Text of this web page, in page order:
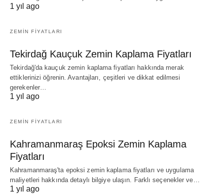
1 yıl ago
ZEMIN FIYATLARI
Tekirdağ Kauçuk Zemin Kaplama Fiyatları
Tekirdağ'da kauçuk zemin kaplama fiyatları hakkında merak
ettiklerinizi öğrenin. Avantajları, çeşitleri ve dikkat edilmesi
gerekenler…
1 yıl ago
ZEMIN FIYATLARI
Kahramanmaraş Epoksi Zemin Kaplama
Fiyatları
Kahramanmaraş'ta epoksi zemin kaplama fiyatları ve uygulama
maliyetleri hakkında detaylı bilgiye ulaşın. Farklı seçenekler ve…
1 yıl ago